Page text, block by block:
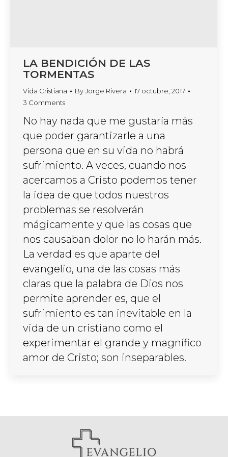
LA BENDICIÓN DE LAS
TORMENTAS
Vida Cristiana ByJorge Rivera
17 octubre, 2017
3 Comments
No hay nada que me gustaría más
que poder garantizarle a una
persona que en su vida no habrá
sufrimiento. A veces, cuando nos
acercamos a Cristo podemos tener
la idea de que todos nuestros
problemas se resolverán
mágicamente y que las cosas que
nos causaban dolor no lo harán más.
La verdad es que aparte del
evangelio, una de las cosas más
claras que la palabra de Dios nos
permite aprender es, que el
sufrimiento es tan inevitable en la
vida de un cristiano como el
experimentar el grande y magnífico
amor de Cristo; son inseparables.